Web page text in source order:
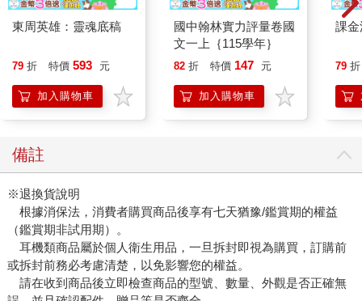
東周英雄：靈魂底稿
79 折 特價 593 元
加入購物車
國中翰林實力評量卷國
文一上｛115學年｝
82 折 特價 147 元
加入購物車
課
79 折
備註
※退換貨說明
根據消保法，消費者購買商品後享有七天猶豫/鑑賞期的權益
（鑑賞期非試用期）。
耳機類商品屬於個人衛生用品，一旦拆封即視為購買，訂購前
或拆封前務必考慮清楚，以免影響您的權益。
請在收到商品後立即檢查商品的型號、數量、外觀是否正確無